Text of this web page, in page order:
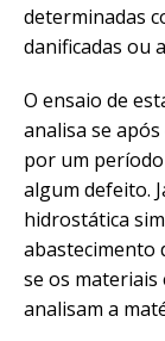
determinadas
danificadas ou
O ensaio de
analisa se
por um
algum defeito.
hidrostática
abastecimento
se os materiais
analisam a